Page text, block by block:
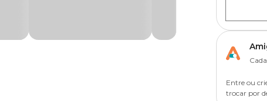
Entre ou
trocar por